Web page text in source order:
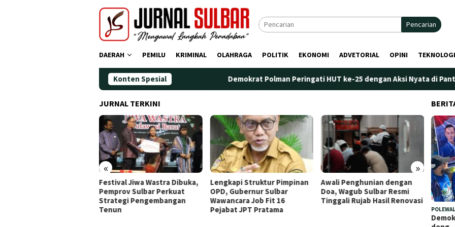
Pencarian
DAERAH PEMILU KRIMINAL OLAHRAGA POLITIK EKONOMI ADVETORIAL OPINI TEKNOLOGI
Konten Spesial Demokrat Polman Peringati HUT ke-25 dengan Aksi Nyata di Pantai
JURNAL TERKINI
« »
Lengkapi Struktur Pimpinan
OPD, Gubernur Sulbar
Wawancara Job Fit 16
Pejabat JPT Pratama
Awali Penghunian dengan
Doa, Wagub Sulbar Resmi
Tinggali Rujab Hasil Renovasi
Plt. Kepala Bapperida Sulbar
Tekankan Sinergi
Perencanaan dan Penguatan